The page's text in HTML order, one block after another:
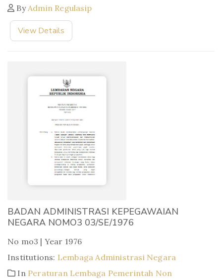
By Admin Regulasip
View Details
BADAN ADMINISTRASI KEPEGAWAIAN
NEGARA NOMO3 03/SE/1976
No mo3 | Year 1976
Institutions: Lembaga Administrasi Negara
In Peraturan Lembaga Pemerintah Non